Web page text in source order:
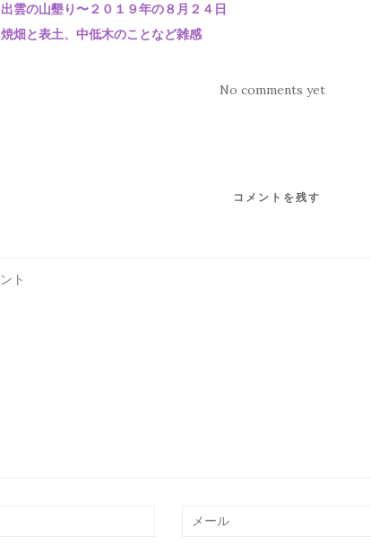
出雲の山墾り〜２０１９年の８月２４日
焼畑と表土、中低木のことなど雑感
No comments yet
コメントを残す